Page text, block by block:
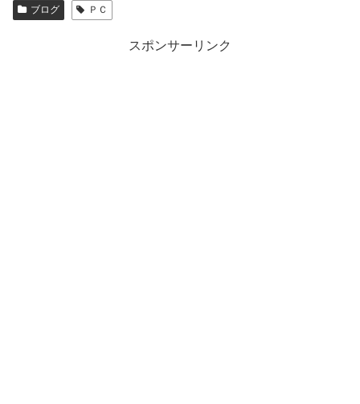
ブログ ＰＣ
スポンサーリンク